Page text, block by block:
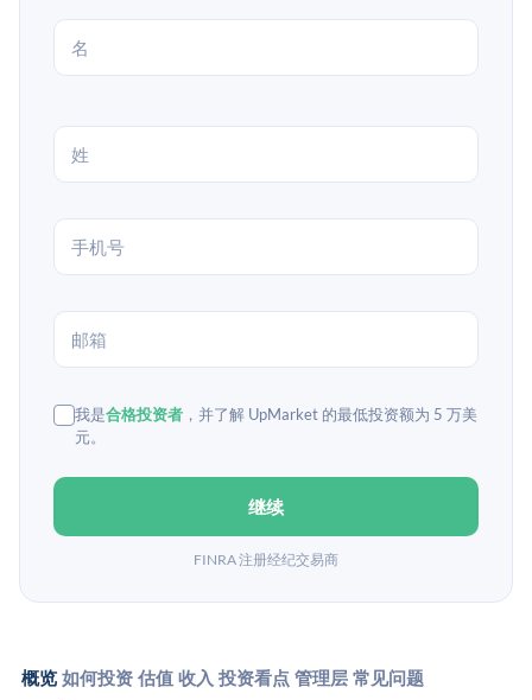
我是合格投资者 ，并了解 UpMarket 的最低投资额为 5 万美
元。
继续
FINRA 注册经纪交易商
概览 如何投资 估值 收入 投资看点 管理层 常见问题